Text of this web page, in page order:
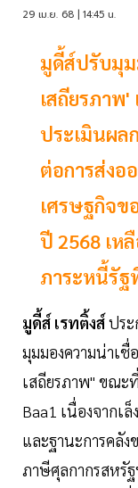
29 เม.ย. 68 | 14:45 น.
มูดี้ส์ปรับมุม
เสถียรภาพ
ประเมินผล
ต่อการส่งอ
เศรษฐกิจข
ปี 2568 เห
ภาระหนี้รัฐ
มูดี้ส์ เรทติ้งส์ปร
มุมมองความน่าเชื่
เสถียรภาพ" ขณะ
Baa1 เนื่องจากเ
และฐานะการคลั
ภาษีศุลกากรสหรั